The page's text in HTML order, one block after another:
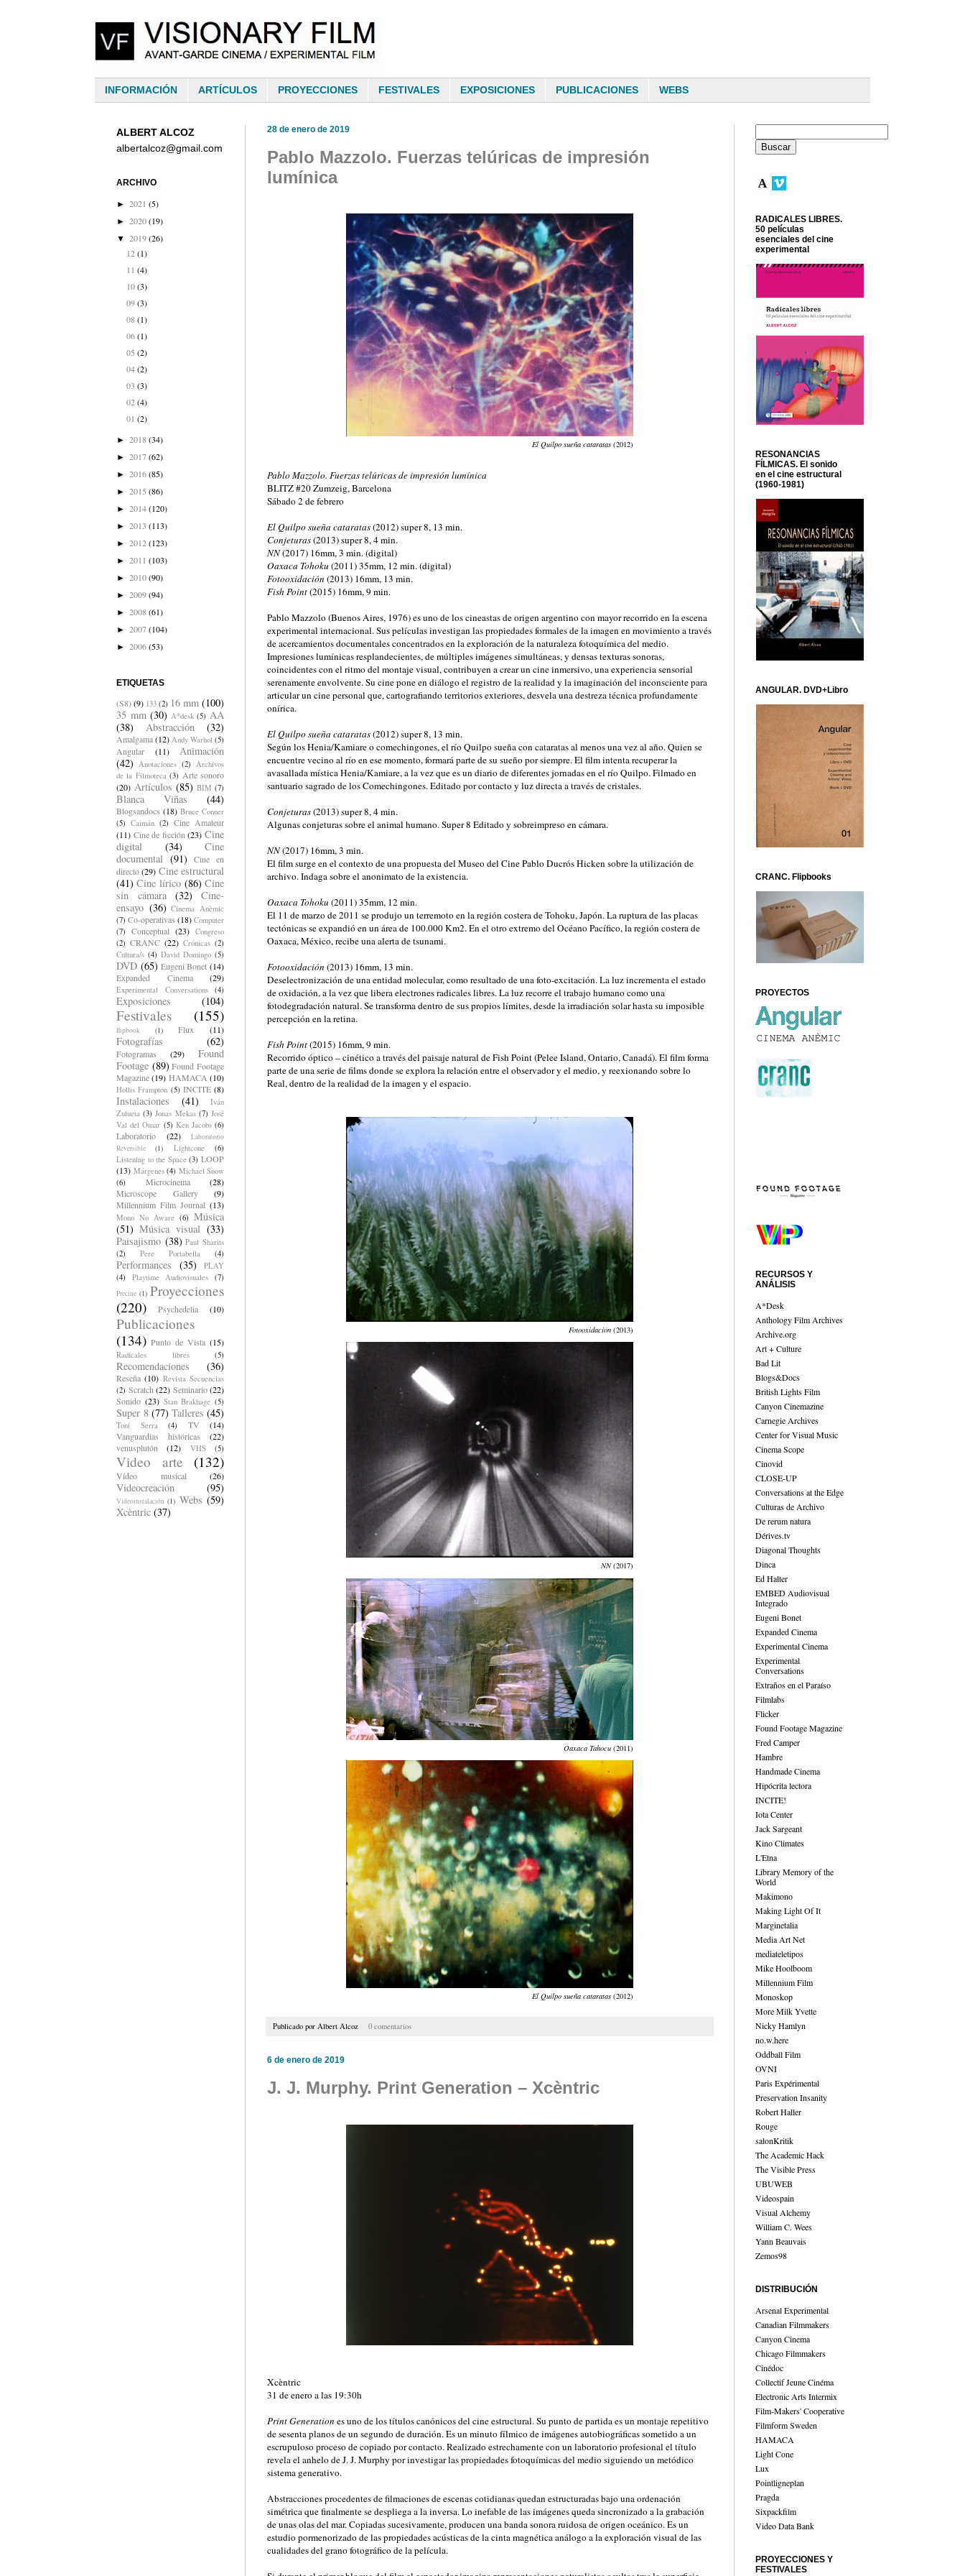
INFORMACIÓN ARTÍCULOS PROYECCIONES FESTIVALES EXPOSICIONES PUBLICACIONES WEBS
28 de enero de 2019
Pablo Mazzolo. Fuerzas telúricas de impresión
lumínica
El Quilpo sueña cataratas (2012)
Pablo Mazzolo. Fuerzas telúricas de impresión lumínica
BLITZ #20 Zumzeig, Barcelona
Sábado 2 de febrero
El Quilpo sueña cataratas(2012) super 8, 13 min.
Conjeturas(2013) super 8, 4 min.
NN(2017) 16mm, 3 min. (digital)
Oaxaca Tohoku (2011) 35mm, 12 min. (digital)
Fotooxidación (2013) 16mm, 13 min.
Fish Point(2015) 16mm, 9 min.
Pablo Mazzolo (Buenos Aires, 1976) es uno de los cineastas de origen argentino con mayor recorrido en la escena
experimental internacional. Sus películas investigan las propiedades formales de la imagen en movimiento a través
de acercamientos documentales concentrados en la exploración de la naturaleza fotoquímica del medio.
Impresiones lumínicas resplandecientes, de múltiples imágenes simultáneas, y densas texturas sonoras,
coincidentes con el ritmo del montaje visual, contribuyen a crear un cine inmersivo, una experiencia sensorial
serenamente envolvente. Su cine pone en diálogo el registro de la realidad y la imaginación del inconsciente para
articular un cine personal que, cartografiando territorios exteriores, desvela una destreza técnica profundamente
onírica.
El Quilpo sueña cataratas(2012) super 8, 13 min.
Según los Henia/Kamiare o comechingones, el río Quilpo sueña con cataratas al menos una vez al año. Quien se
encuentre vecino al río en ese momento, formará parte de su sueño por siempre. El film intenta recuperar la
avasallada mística Henia/Kamiare, a la vez que es un diario de diferentes jornadas en el río Quilpo. Filmado en
santuario sagrado de los Comechingones. Editado por contacto y luz directa a través de cristales.
Conjeturas(2013) super 8, 4 min.
Algunas conjeturas sobre el animal humano. Super 8 Editado y sobreimpreso en cámara.
NN(2017) 16mm, 3 min.
El film surge en el contexto de una propuesta del Museo del Cine Pablo Ducrós Hicken sobre la utilización de
archivo. Indaga sobre el anonimato de la existencia.
Oaxaca Tohoku (2011) 35mm, 12 min.
El 11 de marzo de 2011 se produjo un terremoto en la región costera de Tohoku, Japón. La ruptura de las placas
tectónicas se expandió en un área de 100.000 Km2. En el otro extremo del Océano Pacífico, la región costera de
Oaxaca, México, recibe una alerta de tsunami.
Fotooxidación (2013) 16mm, 13 min.
Deselectronización de una entidad molecular, como resultado de una foto-excitación. La luz incrementa el estado
de oxidación, a la vez que libera electrones radicales libres. La luz recorre el trabajo humano como una
fotodegradación natural. Se transforma dentro de sus propios límites, desde la irradiación solar hasta su imposible
percepción en la retina.
Fish Point(2015) 16mm, 9 min.
Recorrido óptico – cinético a través del paisaje natural de Fish Point (Pelee Island, Ontario, Canadá). El film forma
parte de una serie de films donde se explora la relación entre el observador y el medio, y reexionando sobre lo
Real, dentro de la realidad de la imagen y el espacio.
Fotooxidación (2013)
NN(2017)
Oaxaca Tahocu (2011)
El Quilpo sueña cataratas (2012)
Publicado por Albert Alcoz 0 comentarios
6 de enero de 2019
J. J. Murphy. Print Generation – Xcèntric
Xcèntric
31 de enero a las 19:30h
Print Generation es uno de los títulos canónicos del cine estructural. Su punto de partida es un montaje repetitivo
de sesenta planos de un segundo de duración. Es un minuto fílmico de imágenes autobiográficas sometido a un
escrupuloso proceso de copiado por contacto. Realizado estrechamente con un laboratorio profesional el título
revela el anhelo de J. J. Murphy por investigar las propiedades fotoquímicas del medio siguiendo un metódico
sistema generativo.
Abstracciones procedentes de filmaciones de escenas cotidianas quedan estructuradas bajo una ordenación
simétrica que finalmente se despliega a la inversa. Lo inefable de las imágenes queda sincronizado a la grabación
de unas olas del mar. Copiadas sucesivamente, producen una banda sonora ruidosa de origen oceánico. Es un
estudio pormenorizado de las propiedades acústicas de la cinta magnética análogo a la exploración visual de las
cualidades del grano fotográfico de la película.
ALBERT ALCOZ
albertalcoz@gmail.com
ARCHIVO
► 2021 (5)
► 2020(19)
▼ 2019(26)
12 (1)
11 (4)
10 (3)
09 (3)
08 (1)
06 (1)
05 (2)
04 (2)
03 (3)
02 (4)
01 (2)
► 2018(34)
► 2017(62)
► 2016(85)
► 2015 (86)
► 2014(120)
► 2013 (113)
► 2012(123)
► 2011 (103)
► 2010(90)
► 2009(94)
► 2008(61)
► 2007(104)
► 2006(53)
ETIQUETAS
(S8)(9) 133 (2) 16 mm (100)
35 mm (30) A*desk (5) AA
(38)
Abstracción (32)
Amalgama(12) Andy Warhol (5)
Angular (11)
Animación
(42)
Anotaciones (2)
Archivos
de la Filmoteca (3) Arte sonoro
(20) Artículos (85) BIM (7)
Blanca Viñas (44)
Blogsandocs (18) Bruce Conner
(5) Caimán (2) Cine Amateur
(11) Cine de ficción (23) Cine
digital
(34)
Cine
documental (91)
Cine en
directo (29) Cine estructural
(41) Cine lírico (86) Cine
sin cámara
(32)
Cine-
ensayo (36) Cinema Anèmic
(7) Co-operativas (18) Computer
(7)
Conceptual (23) Congreso
(2) CRANC (22) Crónicas (2)
Cultura/s (4) David Domingo (5)
DVD (65) Eugeni Bonet (14)
Expanded Cinema
(29)
Experimental Conversations (4)
Exposiciones (104)
Festivales (155)
flipbook (1) Flux (11)
Fotografías (62)
Fotogramas (29)
Found
Footage (89) Found Footage
Magazine (19) HAMACA (10)
Hollis Frampton (5) INCITE (8)
Instalaciones (41)
Iván
Zulueta (3) Jonas Mekas (7) José
Val del Omar (5) Ken Jacobs (6)
Laboratorio (22)
Laboratorio
Reversible
(1) Lightcone
(6)
Listening to the Space (3) LOOP
(13) Márgenes (4) Michael Snow
(6)
Microcinema
(28)
Microscope Gallery
(9)
Millennium Film Journal (13)
Mono No Aware (6) Música
(51) Música visual (33)
Paisajismo (38) Paul Sharits
(2)
Pere Portabella (4)
Performances (35)
PLAY
(4)
Playtime Audiovisuales (7)
Precine (1) Proyecciones
(220)
Psychedelia (10)
Publicaciones
(134) Punto de Vista (15)
Radicales libres (5)
Recomendaciones (36)
Reseña (10) Revista Secuencias
(2) Scratch (22) Seminario (22)
Sonido (23) Stan Brakhage (5)
Super 8 (77) Talleres (45)
Toni Serra (4) TV
(14)
Vanguardias históricas
(22)
venusplutón
(12) VHS (5)
Video arte (132)
Vídeo musical (26)
Videocreación (95)
Videoinstalación (1) Webs (59)
Xcèntric (37)
RADICALES LIBRES.
50 películas
esenciales del cine
experimental
RESONANCIAS
FÍLMICAS. El sonido
en el cine estructural
(1960-1981)
ANGULAR. DVD+Libro
CRANC. Flipbooks
PROYECTOS
RECURSOS Y
ANÁLISIS
A*Desk
Anthology Film Archives
Archive.org
Art + Culture
Bad Lit
Blogs&Docs
British Lights Film
Canyon Cinemazine
Carnegie Archives
Center for Visual Music
Cinema Scope
Cinovid
CLOSE-UP
Conversations at the Edge
Culturas de Archivo
De rerum natura
Dérives.tv
Diagonal Thoughts
Dinca
Ed Halter
EMBED Audiovisual
Integrado
Eugeni Bonet
Expanded Cinema
Experimental Cinema
Experimental
Conversations
Extraños en el Paraíso
Filmlabs
Flicker
Found Footage Magazine
Fred Camper
Hambre
Handmade Cinema
Hipócrita lectora
INCITE!
Iota Center
Jack Sargeant
Kino Climates
L'Etna
Library Memory of the
World
Makimono
Making Light Of It
Marginetalia
Media Art Net
mediateletipos
Mike Hoolboom
Millennium Film
Monoskop
More Milk Yvette
Nicky Hamlyn
no.w.here
Oddball Film
OVNI
Paris Expérimental
Preservation Insanity
Robert Haller
Rouge
salonKritik
The Academic Hack
The Visible Press
UBUWEB
Videospain
Visual Alchemy
William C. Wees
Yann Beauvais
Zemos98
DISTRIBUCIÓN
Arsenal Experimental
Canadian Filmmakers
Canyon Cinema
Chicago Filmmakers
Cinédoc
Collectif Jeune Cinéma
Electronic Arts Intermix
Film-Makers' Cooperative
Filmform Sweden
HAMACA
Light Cone
Lux
Pointligneplan
Pragda
Sixpackfilm
Video Data Bank
PROYECCIONES Y
FESTIVALES